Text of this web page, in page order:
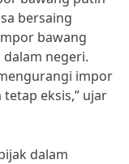
bersaing
bawang
negeri.
impor
eksis,” ujar
dalam